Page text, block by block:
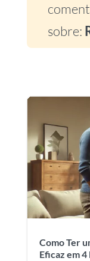
sobre:
Como Ter
Eficaz em 4